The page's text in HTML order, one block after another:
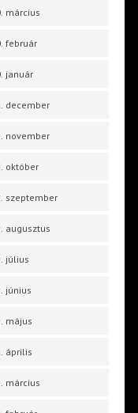
március
február
január
december
november
október
szeptember
augusztus
július
június
május
április
március